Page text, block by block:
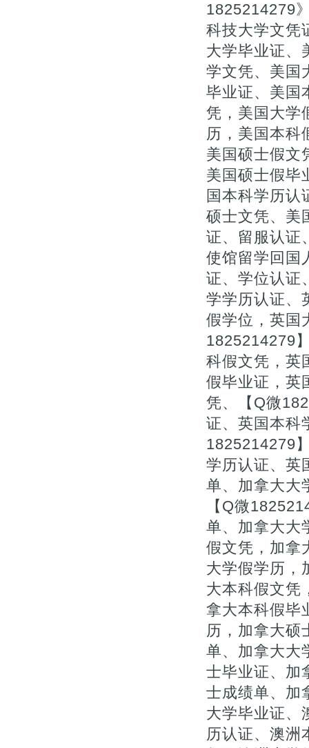
1825214279
科技大学文凭
大学毕业证、
学文凭、美国
毕业证、美国
凭，美国大学
历，美国本科
美国硕士假文
美国硕士假毕
国本科学历认
硕士文凭、美
证、留服认证
使馆留学回国
证、学位认证
学学历认证、
假学位，英国
1825214279
科假文凭，英
假毕业证，英
凭、【Q微
证、英国本科
1825214279
学历认证、英
单、加拿大大
【Q微
单、加拿大大
假文凭，加拿
大学假学历，
大本科假文凭
拿大本科假毕
历，加拿大硕
单、加拿大大
士毕业证、加
士成绩单、加
大学毕业证、
历认证、澳洲